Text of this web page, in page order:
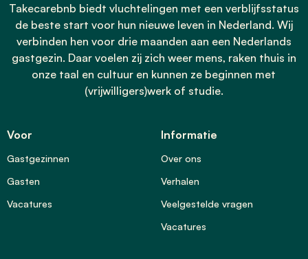
Takecarebnb biedt vluchtelingen met een verblijfsstatus
de beste start voor hun nieuwe leven in Nederland. Wij
verbinden hen voor drie maanden aan een Nederlands
gastgezin. Daar voelen zij zich weer mens, raken thuis in
onze taal en cultuur en kunnen ze beginnen met
(vrijwilligers)werk of studie.
Voor
Gastgezinnen
Gasten
Vacatures
Informatie
Over ons
Verhalen
Veelgestelde vragen
Vacatures